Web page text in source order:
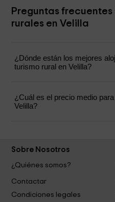
Preguntas
rurales en Velilla
¿Dónde están los mejores
turismo rural en Velilla?
¿Cuál es el precio medio
Velilla?
Sobre Nosotros
¿Quiénes somos?
Contactar
Condiciones legales